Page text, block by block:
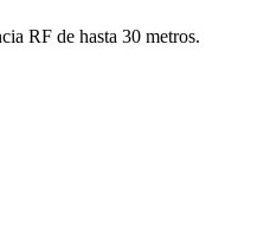
RF de hasta 30 metros.